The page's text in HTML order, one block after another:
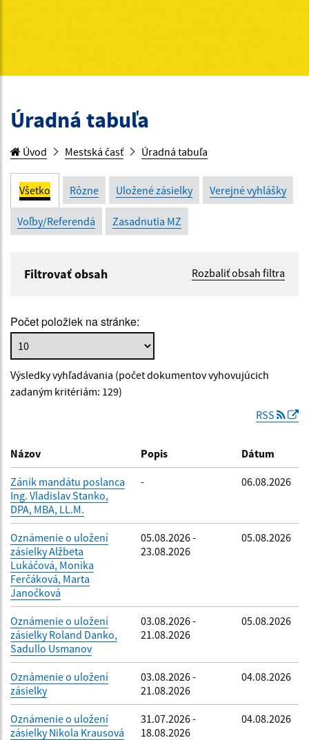
Úradná tabuľa
Úvod Mestská časť Úradná tabuľa
Všetko Rôzne Uložené zásielky Verejné vyhlášky
Voľby/Referendá Zasadnutia MZ
Filtrovať obsah Rozbaliť obsah filtra
Popis:
Dátum zverejnenia od:
Filtrovať
Počet položiek na stránke:
Výsledky vyhľadávania (počet dokumentov vyhovujúcich
zadaným kritériám: 129)
RSS
Názov Popis Dátum
Zánik mandátu poslanca
Ing. Vladislav Stanko,
DPA, MBA, LL.M.
- 06.08.2026
Oznámenie o uložení
zásielky Alžbeta
Lukáčová, Monika
Ferčáková, Marta
Janočková
05.08.2026 -
23.08.2026
05.08.2026
Oznámenie o uložení
zásielky Roland Danko,
Sadullo Usmanov
03.08.2026 -
21.08.2026
05.08.2026
Oznámenie o uložení
zásielky
03.08.2026 -
21.08.2026
04.08.2026
Oznámenie o uložení
zásielky Nikola Krausová
31.07.2026 -
18.08.2026
04.08.2026